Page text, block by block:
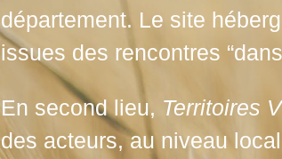
département. Le site
issues des rencontres
En second lieu, Territoires
des acteurs, au niveau